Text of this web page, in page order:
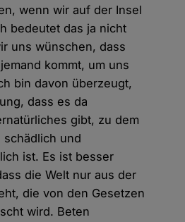
wenn wir auf der Insel
bedeutet das ja nicht
uns wünschen, dass
kommt, um uns
bin davon überzeugt,
dass es da
gibt, zu dem
schädlich und
ist. Es ist besser
die Welt nur aus der
die von den Gesetzen
wird. Beten